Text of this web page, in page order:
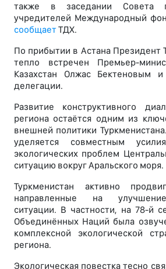
также в заседании Совета
учредителей Международный
сообщаетТДХ.
По прибытии в Астана Президент
тепло встречен Премьер-
Казахстан Олжас Бектеновым и
делегации.
Развитие конструктивного
региона остаётся одним из
внешней политики
уделяется совместным
экологических проблем
ситуацию вокруг Аральского моря.
Туркменистан активно
направленные на
ситуации. В частности, на 78-й
Объединённых Наций была
комплексной экологической
региона.
Экологическая повестка тесно